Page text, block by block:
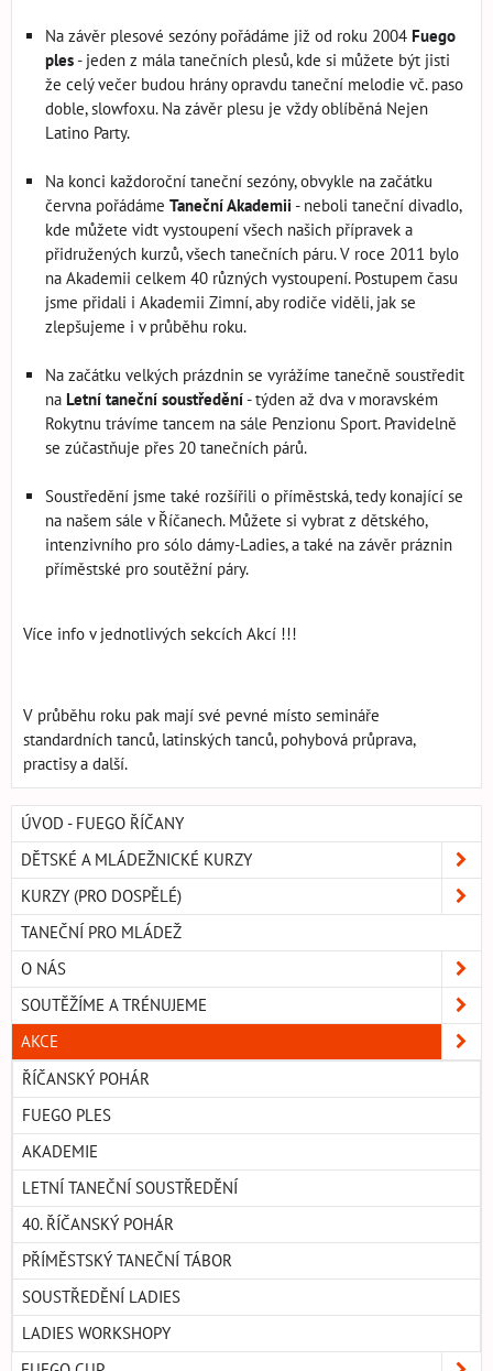
Na závěr plesové sezóny pořádáme již od roku 2004 Fuego
ples- jeden z mála tanečních plesů, kde si můžete být jisti
že celý večer budou hrány opravdu taneční melodie vč. paso
doble, slowfoxu. Na závěr plesu je vždy oblíběná Nejen
Latino Party.
Na konci každoroční taneční sezóny, obvykle na začátku
června pořádáme Taneční Akademii - neboli taneční divadlo,
kde můžete vidt vystoupení všech našich přípravek a
přidružených kurzů, všech tanečních páru. V roce 2011 bylo
na Akademii celkem 40 různých vystoupení. Postupem času
jsme přidali i Akademii Zimní, aby rodiče viděli, jak se
zlepšujeme i v průběhu roku.
Na začátku velkých prázdnin se vyrážíme tanečně soustředit
na Letní taneční soustředění- týden až dva v moravském
Rokytnu trávíme tancem na sále Penzionu Sport. Pravidelně
se zúčastňuje přes 20 tanečních párů.
Soustředění jsme také rozšířili o příměstská, tedy konající se
na našem sále v Říčanech. Můžete si vybrat z dětského,
intenzivního pro sólo dámy-Ladies, a také na závěr práznin
příměstské pro soutěžní páry.
Více info v jednotlivých sekcích Akcí !!!
V průběhu roku pak mají své pevné místo semináře
standardních tanců, latinských tanců, pohybová průprava,
practisy a další.
ÚVOD - FUEGO ŘÍČANY
DĚTSKÉ A MLÁDEŽNICKÉ KURZY
KURZY (PRO DOSPĚLÉ)
TANEČNÍ PRO MLÁDEŽ
O NÁS
SOUTĚŽÍME A TRÉNUJEME
AKCE
ŘÍČANSKÝ POHÁR
FUEGO PLES
AKADEMIE
LETNÍ TANEČNÍ SOUSTŘEDĚNÍ
40. ŘÍČANSKÝ POHÁR
PŘÍMĚSTSKÝ TANEČNÍ TÁBOR
SOUSTŘEDĚNÍ LADIES
LADIES WORKSHOPY